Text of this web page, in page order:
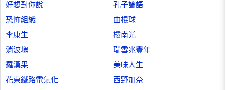
好想對你說
孔子論語
恐怖組織
曲棍球
李康生
樓南光
消波塊
瑞雪兆豐年
羅漢果
美味人生
花東鐵路電氣化
西野加奈